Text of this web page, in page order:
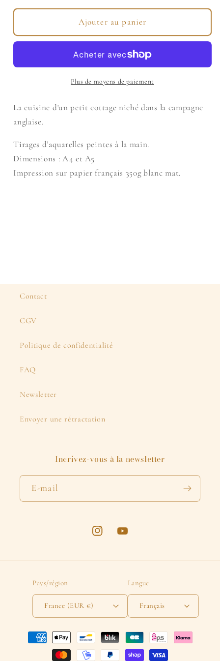
quantité
Affiche
-
cuisine
champêtre
quantité
de
Affiche
-
Ma
cuisine
champêtre
Ajouter au panier
Plus de moyens de paiement
La cuisine d'un petit cottage niché dans la campagne
anglaise.
Tirages d’aquarelles peintes à la main.
Dimensions : A4 et A5
Impression sur papier français 350g blanc mat.
Contact
CGV
Politique de confidentialité
FAQ
Newsletter
Envoyer une rétractation
Incrivez-vous à la newsletter
E-mail
InstagramYouTube
Pays/région
France (EUR €)
Langue
Français
Moyens
Connexion requise
Connectez-vous à votre compte pour ajouter
des produits à votre liste de souhaits et afficher